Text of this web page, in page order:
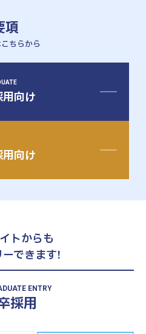
ートナー・募集要項
会計士 ③会計事務所でのご経験
タント
ト
の入力、作成
成
法人）の作成
開示、J-SOX等）対応業務
に関する業務
談を通して調整いたします。
あたり8時間から可能）
は月額報酬にて要相談）
項
ちらから
向け
向け
トからも
できます!
ENTRY
採用